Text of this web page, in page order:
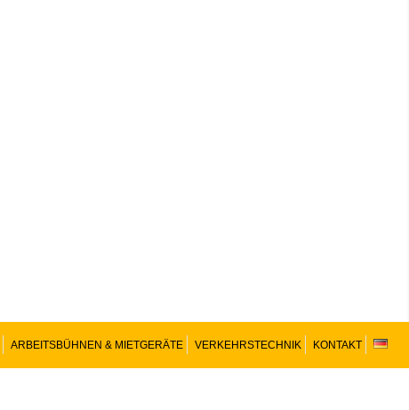
ARBEITSBÜHNEN & MIETGERÄTE VERKEHRSTECHNIK KONTAKT